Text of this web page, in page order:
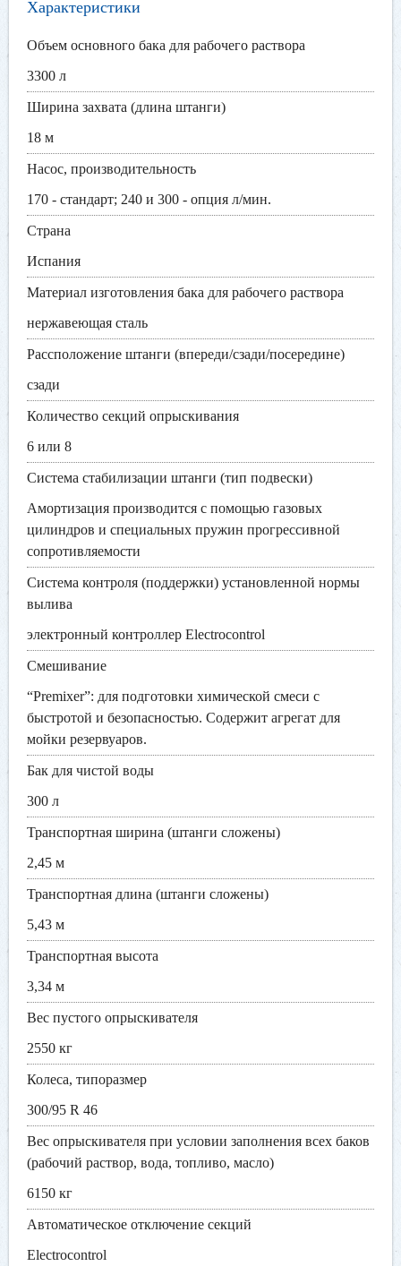
Характеристики
Объем основного бака для рабочего раствора
3300 л
Ширина захвата (длина штанги)
18 м
Насос, производительность
170 - стандарт; 240 и 300 - опция л/мин.
Страна
Испания
Материал изготовления бака для рабочего раствора
нержавеющая сталь
Рассположение штанги (впереди/сзади/посередине)
сзади
Количество секций опрыскивания
6 или 8
Система стабилизации штанги (тип подвески)
Амортизация производится с помощью газовых
цилиндров и специальных пружин прогрессивной
сопротивляемости
Система контроля (поддержки) установленной нормы
вылива
электронный контроллер Electrocontrol
Смешивание
“Premixer”: для подготовки химической смеси с
быстротой и безопасностью. Содержит агрегат для
мойки резервуаров.
Бак для чистой воды
300 л
Транспортная ширина (штанги сложены)
2,45 м
Транспортная длина (штанги сложены)
5,43 м
Транспортная высота
3,34 м
Вес пустого опрыскивателя
2550 кг
Колеса, типоразмер
300/95 R 46
Вес опрыскивателя при условии заполнения всех баков
(рабочий раствор, вода, топливо, масло)
6150 кг
Автоматическое отключение секций
Electrocontrol